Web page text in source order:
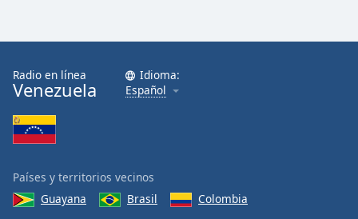
Radio en línea
Venezuela
Idioma:
Español
Países y territorios vecinos
Guayana
Brasil Colombia